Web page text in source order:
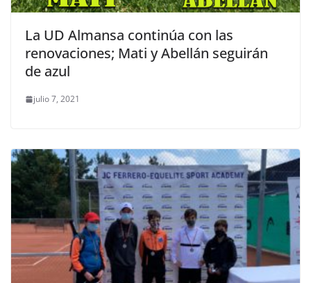
La UD Almansa continúa con las
renovaciones; Mati y Abellán seguirán
de azul
julio 7, 2021